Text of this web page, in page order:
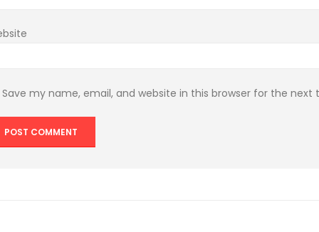
Save my name, email, and website in this browser for the